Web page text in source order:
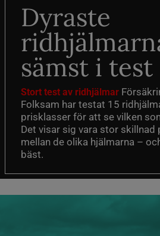
Dyraste
sämst i test
Stort test av ridhjälmar
Folksam har testat 15
prisklasser för att se vilken
Det visar sig vara stor skillnad
mellan de olika hjälmarna –
bäst.